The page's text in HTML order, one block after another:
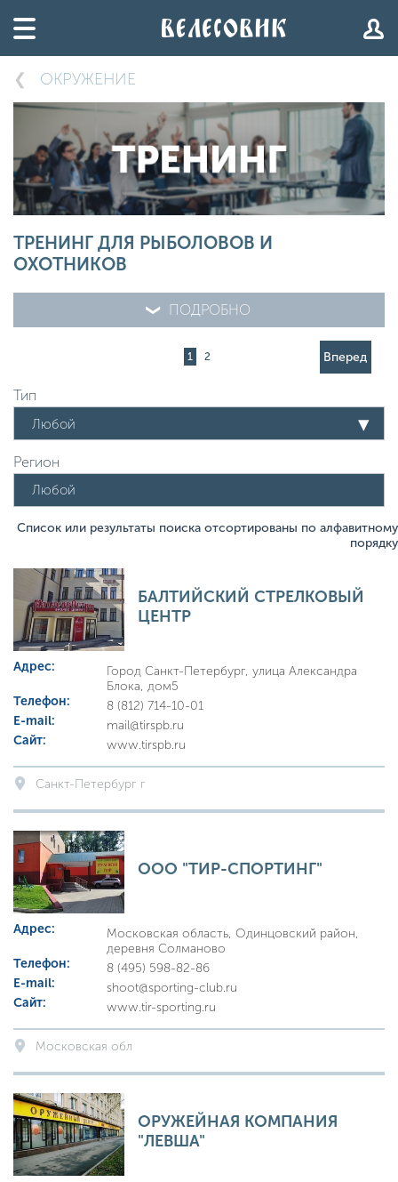
ОКРУЖЕНИЕ
ТРЕНИНГ ДЛЯ РЫБОЛОВОВ И
ОХОТНИКОВ
ПОДРОБНО
1 2 Вперед
Тип
Любой
Регион
Список или результаты поиска отсортированы по алфавитному
порядку
БАЛТИЙСКИЙ СТРЕЛКОВЫЙ
ЦЕНТР
Адрес:
Город Санкт-Петербург, улица Александра
Блока, дом5
Телефон:
8 (812) 714-10-01
E-mail:
mail@tirspb.ru
Сайт:
www.tirspb.ru
Санкт-Петербург г
ООО "ТИР-СПОРТИНГ"
Адрес:
Московская область, Одинцовский район,
деревня Солманово
Телефон:
8 (495) 598-82-86
E-mail:
shoot@sporting-club.ru
Сайт:
www.tir-sporting.ru
Московская обл
ОРУЖЕЙНАЯ КОМПАНИЯ
"ЛЕВША"